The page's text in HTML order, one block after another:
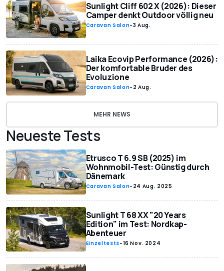
Sunlight Cliff 602 X (2026): Dieser
Camper denkt Outdoor völlig neu
Caravan Salon-3 Aug.
Laika Ecovip Performance (2026):
Der komfortable Bruder des
Evoluzione
Caravan Salon- 2 Aug.
MEHR NEWS
Neueste Tests
Etrusco T 6.9 SB (2025) im
Wohnmobil-Test: Günstig durch
Dänemark
Caravan Salon- 24 Aug. 2025
Sunlight T 68 XX "20 Years
Edition" im Test: Nordkap-
Abenteuer
Einzeltests-16 Nov. 2024